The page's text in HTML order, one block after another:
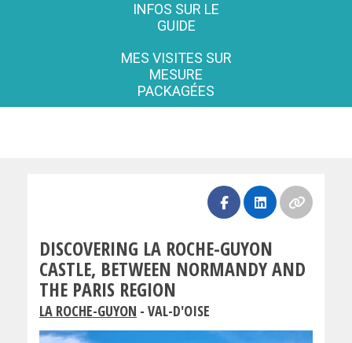
INFOS SUR LE
GUIDE
MES VISITES SUR
MESURE
PACKAGÉES
DISCOVERING LA ROCHE-GUYON
CASTLE, BETWEEN NORMANDY AND
THE PARIS REGION
LA ROCHE-GUYON - VAL-D'OISE